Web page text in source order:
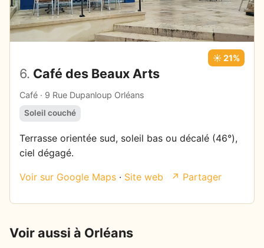
6. Café des Beaux Arts
Café · 9 Rue Dupanloup Orléans
☀️ 21%
Soleil couché
Terrasse orientée sud, soleil bas ou décalé (46°),
ciel dégagé.
Voir sur Google Maps · Site web ↗ Partager
Voir aussi à Orléans